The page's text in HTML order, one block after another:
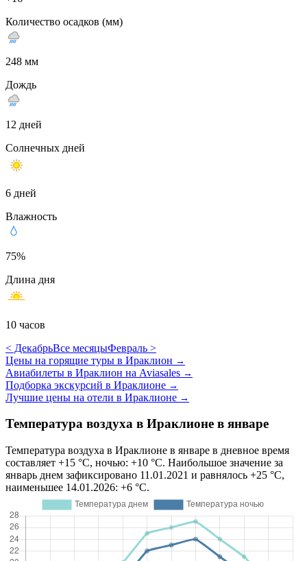
Количество осадков (мм)
248 мм
Дождь
12 дней
Солнечных дней
6 дней
Влажность
75%
Длина дня
10 часов
< ДекабрьВсе месяцыФевраль >
Цены на горящие туры в Ираклион →
Авиабилеты в Ираклион на Aviasales →
Подборка экскурсий в Ираклионе →
Лучшие цены на отели в Ираклионе →
Температура воздуха в Ираклионе в январе
Температура воздуха в Ираклионе в январе в дневное время
составляет +15 °C, ночью: +10 °C. Наибольшое значение за
январь днем зафиксировано 11.01.2021 и равнялось +25 °C,
наименьшее 14.01.2026: +6 °C.